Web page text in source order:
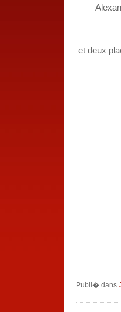
et deux
Publi� dans